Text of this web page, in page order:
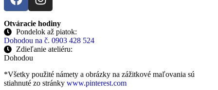
Otváracie hodiny
Pondelok až piatok:
Dohodou na č. 0903 428 524
Zdieľanie ateliéru:
Dohodou
*Všetky použité námety a obrázky na zážitkové maľovania sú
stiahnuté zo stránky www.pinterest.com